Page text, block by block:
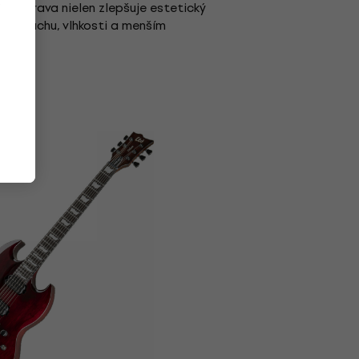
úprava nielen zlepšuje estetický
prachu, vlhkosti a menším